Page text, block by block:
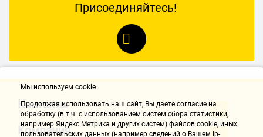
Присоединяйтесь!
Контакты
Компания
Мы используем cookie
Продолжая использовать наш cайт, Вы даете согласие на
обработку (в т.ч. с использованием систем сбора статистики,
например Яндекс.Метрика и других систем) файлов cookie, иных
пользовательских данных (например сведений о Вашем ip-